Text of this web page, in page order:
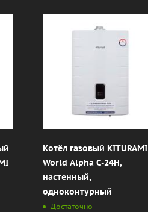
Котёл газовый KITURAMI
World Alpha С-24Н,
настенный,
одноконтурный
Достаточно